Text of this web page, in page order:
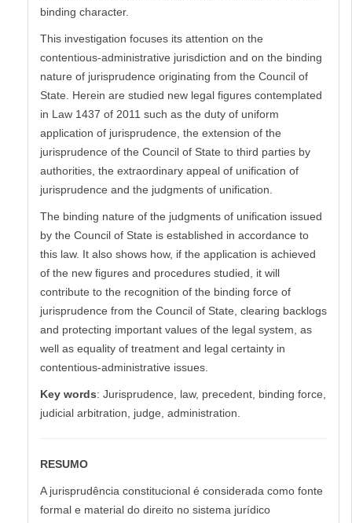
binding character.
This investigation focuses its attention on the
contentious-administrative jurisdiction and on the binding
nature of jurisprudence originating from the Council of
State. Herein are studied new legal figures contemplated
in Law 1437 of 2011 such as the duty of uniform
application of jurisprudence, the extension of the
jurisprudence of the Council of State to third parties by
authorities, the extraordinary appeal of unification of
jurisprudence and the judgments of unification.
The binding nature of the judgments of unification issued
by the Council of State is established in accordance to
this law. It also shows how, if the application is achieved
of the new figures and procedures studied, it will
contribute to the recognition of the binding force of
jurisprudence from the Council of State, clearing backlogs
and protecting important values of the legal system, as
well as equality of treatment and legal certainty in
contentious-administrative issues.
Key words: Jurisprudence, law, precedent, binding force,
judicial arbitration, judge, administration.
RESUMO
A jurisprudência constitucional é considerada como fonte
formal e material do direito no sistema jurídico